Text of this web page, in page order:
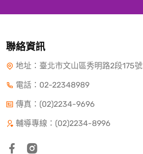
聯絡資訊
地址：臺北市文山區秀明路2段175號
電話： 02-22348989
傳真：(02)2234-9696
輔導專線：(02)2234-8996